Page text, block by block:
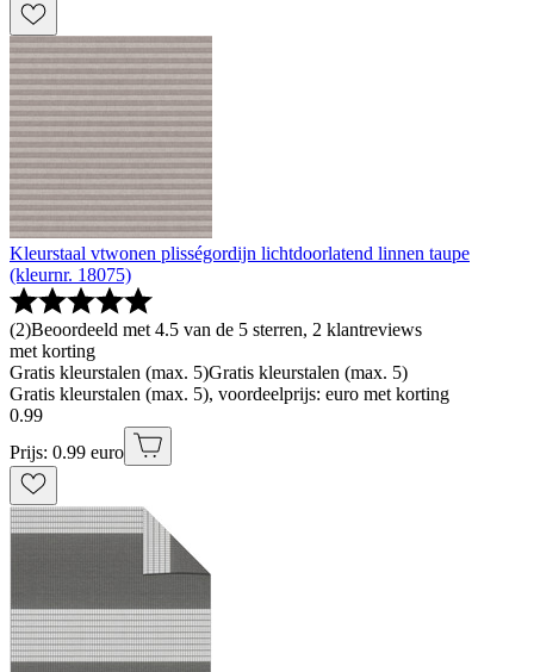
Kleurstaal vtwonen plisségordijn lichtdoorlatend linnen taupe
(kleurnr. 18075)
(2)Beoordeeld met 4.5 van de 5 sterren, 2 klantreviews
met korting
Gratis kleurstalen (max. 5)Gratis kleurstalen (max. 5)
Gratis kleurstalen (max. 5), voordeelprijs: euro met korting
0.99
Prijs: 0.99 euro